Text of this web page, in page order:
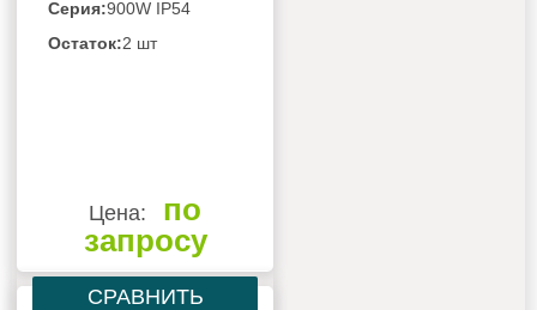
Серия:900W IP54
Остаток:2 шт
Цена:
по
запросу
СРАВНИТЬ